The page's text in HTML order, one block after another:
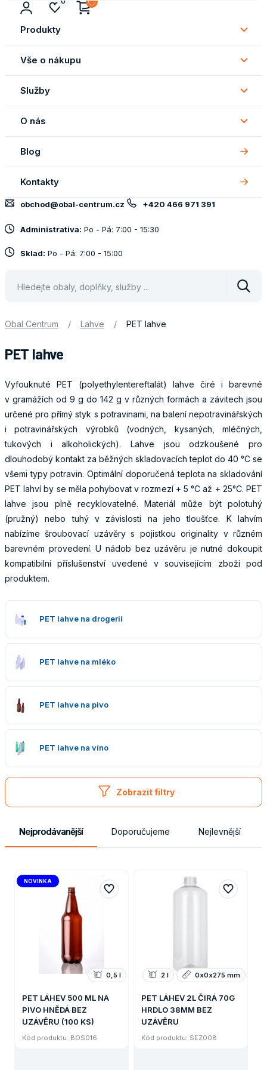
Produkty
Vše o nákupu
Služby
O nás
O
Blog
Kontakty
obchod@obal-centrum.cz +420 466 971 391
Administrativa: Po - Pá: 7:00 - 15:30
Sklad: Po - Pá: 7:00 - 15:00
Obal Centrum / Lahve / PET lahve
PET lahve
Vyfouknuté PET (polyethylentereftalát) lahve čiré i barevné
v gramážích od 9 g do 142 g v různých formách a závitech jsou
určené pro přímý styk s potravinami, na balení nepotravinářských
i potravinářských výrobků (vodných, kysaných, mléčných,
tukových i alkoholických). Lahve jsou odzkoušené pro
dlouhodobý kontakt za běžných skladovacích teplot do 40 °C se
všemi typy potravin. Optimální doporučená teplota na skladování
PET lahví by se měla pohybovat v rozmezí + 5 °C až + 25°C. PET
lahve jsou plně recyklovatelné. Materiál může být polotuhý
(pružný) nebo tuhý v závislosti na jeho tloušťce. K lahvím
nabízíme šroubovací uzávěry s pojistkou originality v různém
barevném provedení. U nádob bez uzávěru je nutné dokoupit
kompatibilní příslušenství uvedené v souvisejícím zboží pod
produktem.
Obaly
PET lahve na drogerii
PET lahve na mléko
PET lahve na pivo
PET lahve na víno
Zobrazit filtry
Nejprodávanější Doporučujeme Nejlevnější
PET LÁHEV 500 ML NA
PIVO HNĚDÁ BEZ
UZÁVĚRU (100 KS)
Kód produktu: BOS016
NOVINKA
0,5 l
PET LÁHEV 2L ČIRÁ 70G
HRDLO 38MM BEZ
UZÁVĚRU
Kód produktu: SEZ008
2 l 0x0x275 mm